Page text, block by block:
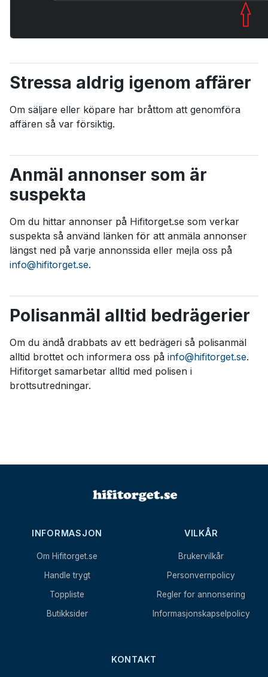
Stressa aldrig igenom affärer
Om säljare eller köpare har bråttom att genomföra
affären så var försiktig.
Anmäl annonser som är
suspekta
Om du hittar annonser på Hifitorget.se som verkar
suspekta så använd länken för att anmäla annonser
längst ned på varje annonssida eller mejla oss på
info@hifitorget.se.
Polisanmäl alltid bedrägerier
Om du ändå drabbats av ett bedrägeri så polisanmäl
alltid brottet och informera oss på info@hifitorget.se.
Hifitorget samarbetar alltid med polisen i
brottsutredningar.
INFORMASJON
Om Hifitorget.se
Handle trygt
Toppliste
Butikksider
VILKÅR
Brukervilkår
Personvernpolicy
Regler for annonsering
Informasjonskapselpolicy
KONTAKT